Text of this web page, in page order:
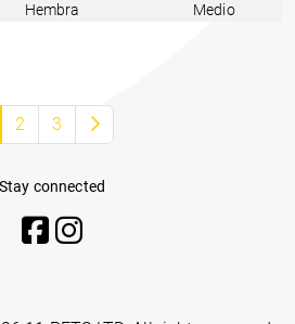
Hembra Medio
2 3
Stay connected